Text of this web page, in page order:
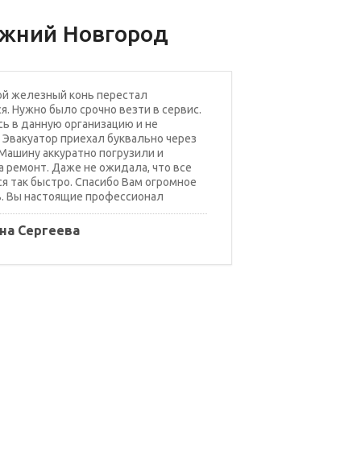
Новгород
железный конь перестал
Нужно было срочно везти в сервис.
в данную организацию и не
приехал буквально через
аккуратно погрузили и
ремонт. Даже не ожидала, что все
так быстро. Спасибо Вам огромное
Вы настоящие профессионал
Сергеева